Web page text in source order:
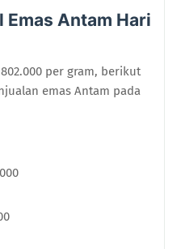
Emas Antam Hari
per gram, berikut
emas Antam pada